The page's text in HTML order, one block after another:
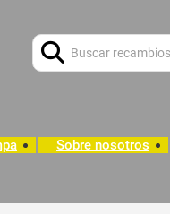
Sobre nosotros